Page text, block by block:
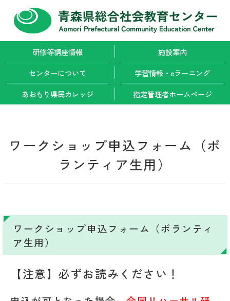
研修等講座情報
施設案内
センターについて
学習情報・ eラーニング
あおもり県民カレッジ
指定管理者ホームページ
ワークショップ申込フォーム（ボ
ランティア生用）
ワークショップ申込フォーム（ボランティ
ア生用）
【注意】必ずお読みください！